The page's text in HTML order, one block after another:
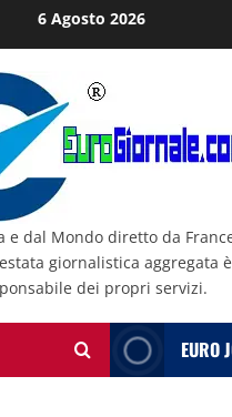
6 Agosto 2026
e dal Mondo diretto da
giornalistica aggregata
dei propri servizi.
EURO